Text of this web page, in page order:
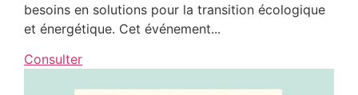
besoins en solutions pour la transition écologique
et énergétique. Cet événement...
Consulter